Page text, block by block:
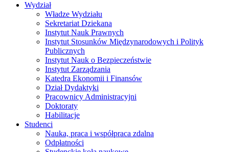
Wydział
Władze Wydziału
Sekretariat Dziekana
Instytut Nauk Prawnych
Instytut Stosunków Międzynarodowych i Polityk
Publicznych
Instytut Nauk o Bezpieczeństwie
Instytut Zarządzania
Katedra Ekonomii i Finansów
Dział Dydaktyki
Pracownicy Administracyjni
Doktoraty
Habilitacje
Studenci
Nauka, praca i współpraca zdalna
Odpłatności